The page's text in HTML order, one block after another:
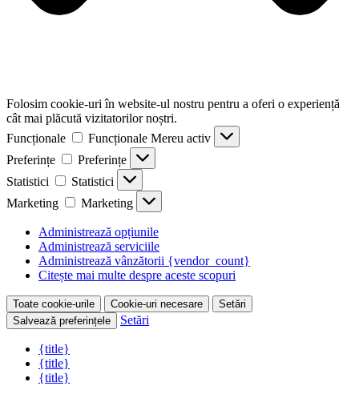
Folosim cookie-uri în website-ul nostru pentru a oferi o experiență
cât mai plăcută vizitatorilor noștri.
Funcționale
Funcționale Mereu activ
Preferințe
Preferințe
Statistici
Statistici
Marketing
Marketing
Administrează opțiunile
Administrează serviciile
Administrează vânzătorii {vendor_count}
Citește mai multe despre aceste scopuri
Toate cookie-urile Cookie-uri necesare
Setări
Salvează preferințele
Setări
{title}
{title}
{title}